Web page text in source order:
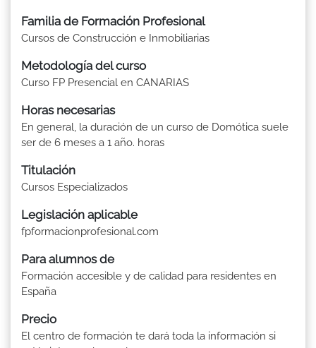
Familia de Formación Profesional
Cursos de Construcción e Inmobiliarias
Metodología del curso
Curso FP Presencial en CANARIAS
Horas necesarias
En general, la duración de un curso de Domótica suele
ser de 6 meses a 1 año. horas
Titulación
Cursos Especializados
Legislación aplicable
fpformacionprofesional.com
Para alumnos de
Formación accesible y de calidad para residentes en
España
Precio
El centro de formación te dará toda la información si